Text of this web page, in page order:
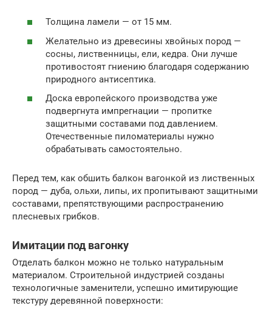
Толщина ламели — от 15 мм.
Желательно из древесины хвойных пород —
сосны, лиственницы, ели, кедра. Они лучше
противостоят гниению благодаря содержанию
природного антисептика.
Доска европейского производства уже
подвергнута импрегнации — пропитке
защитными составами под давлением.
Отечественные пиломатериалы нужно
обрабатывать самостоятельно.
Перед тем, как обшить балкон вагонкой из лиственных
пород — дуба, ольхи, липы, их пропитывают защитными
составами, препятствующими распространению
плесневых грибков.
Имитации под вагонку
Отделать балкон можно не только натуральным
материалом. Строительной индустрией созданы
технологичные заменители, успешно имитирующие
текстуру деревянной поверхности: